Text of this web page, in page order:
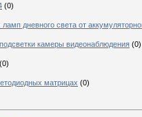
(0)
дневного света от
камеры видеонаблюдения (0)
(0)
матрицах (0)